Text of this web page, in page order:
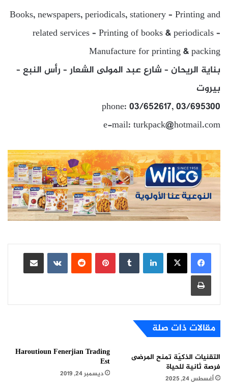
Books, newspapers, periodicals, stationery – Printing and
related services – Printing of books & periodicals –
Manufacture for printing & packing
بناية الريحان – شارع عبد المولى الشعار – رأس النبع –
بيروت
phone: 03/652617, 03/695300
e-mail: turkpack@hotmail.com
لينكدإن بينتيريست
مشاركة عبر البريد
طباعة
مقالات ذات صلة
التقنيات الذكيّة تمنح المرضى
فرصة ثانية للحياة
أغسطس 24, 2025
Haroutioun Fenerjian Trading
Est
ديسمبر 24, 2019